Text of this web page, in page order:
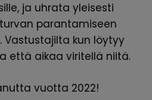
ja uhrata yleisesti
parantamiseen
kun löytyy
että aikaa viritellä niitä.
vuotta 2022!